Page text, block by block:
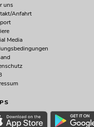
uns
Anfahrt
Media